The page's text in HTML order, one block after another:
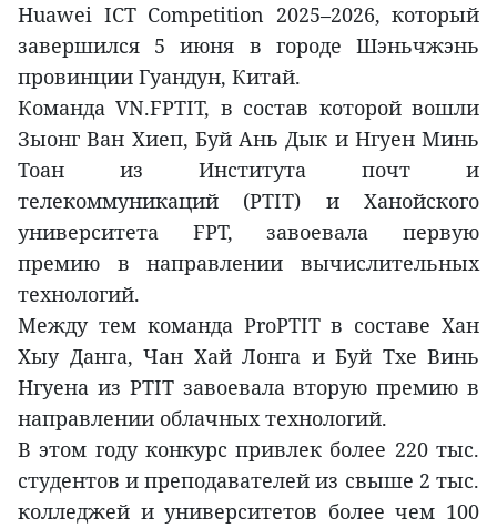
Huawei ICT Competition 2025–2026, который
завершился 5 июня в городе Шэньчжэнь
провинции Гуандун, Китай.
Команда VN.FPTIT, в состав которой вошли
Зыонг Ван Хиеп, Буй Ань Дык и Нгуен Минь
Тоан из Института почт и
телекоммуникаций (PTIT) и Ханойского
университета FPT, завоевала первую
премию в направлении вычислительных
технологий.
Между тем команда ProPTIT в составе Хан
Хыу Данга, Чан Хай Лонга и Буй Тхе Винь
Нгуена из PTIT завоевала вторую премию в
направлении облачных технологий.
В этом году конкурс привлек более 220 тыс.
студентов и преподавателей из свыше 2 тыс.
колледжей и университетов более чем 100